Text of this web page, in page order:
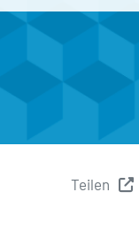
Teilen